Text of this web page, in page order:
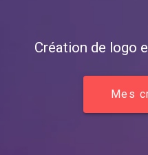
Création de logo
Mes